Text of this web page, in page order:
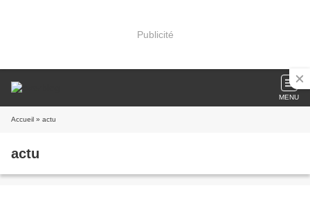
Publicité
MENU
Accueil » actu
actu